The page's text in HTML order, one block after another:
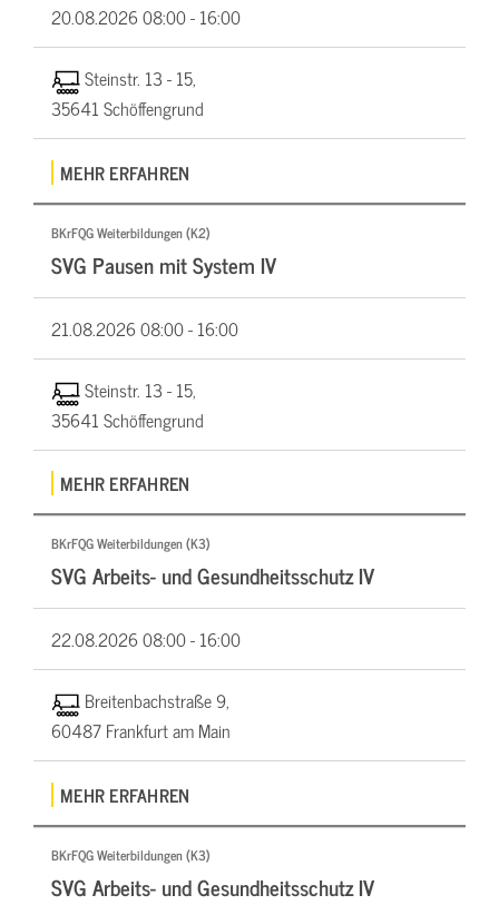
20.08.202608:00 - 16:00
Steinstr. 13 - 15,
35641 Schöffengrund
MEHR ERFAHREN
BKrFQG Weiterbildungen (K2)
SVG Pausen mit System IV
21.08.202608:00 - 16:00
Steinstr. 13 - 15,
35641 Schöffengrund
MEHR ERFAHREN
BKrFQG Weiterbildungen (K3)
SVG Arbeits- und Gesundheitsschutz IV
22.08.202608:00 - 16:00
Breitenbachstraße 9,
60487 Frankfurt am Main
MEHR ERFAHREN
BKrFQG Weiterbildungen (K3)
SVG Arbeits- und Gesundheitsschutz IV